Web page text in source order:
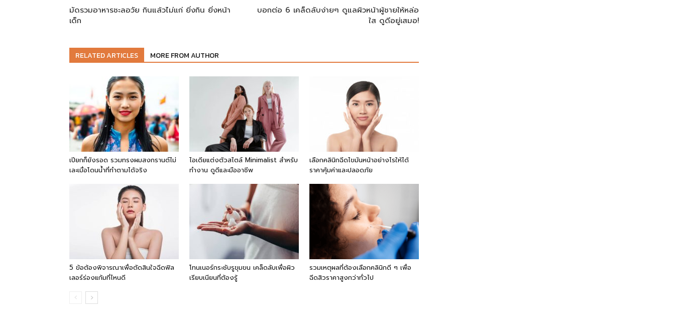
มัดรวมอาหารชะลอวัย กินแล้วไม่แก่ ยิ่งกิน ยิ่งหน้า
เด็ก
บอกต่อ 6 เคล็ดลับง่ายๆ ดูแลผิวหน้าผู้ชายให้หล่อ
ใส ดูดีอยู่เสมอ!
RELATED ARTICLES MORE FROM AUTHOR
เปียกก็ยังรอด รวมทรงผมสงกรานต์ไม่
เละเมื่อโดนน้ำที่ทำตามได้จริง
ไอเดียแต่งตัวสไตล์ Minimalist สำหรับ
ทำงาน ดูดีและมืออาชีพ
เลือกคลินิกฉีดไขมันหน้าอย่างไรให้ได้
ราคาคุ้มค่าและปลอดภัย
5 ข้อต้องพิจารณาเพื่อตัดสินใจฉีดฟิล
เลอร์ร่องแก้มที่ไหนดี
โทนเนอร์กระชับรูขุมขน เคล็ดลับเพื่อผิว
เรียบเนียนที่ต้องรู้
รวมเหตุผลที่ต้องเลือกคลินิกดี ๆ เพื่อ
ฉีดสิวราคาสูงกว่าทั่วไป